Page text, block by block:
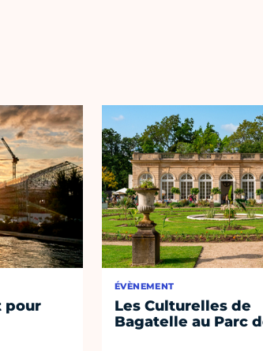
pour
ÉVÈNEMENT
Les Culturelles de
Bagatelle au Parc